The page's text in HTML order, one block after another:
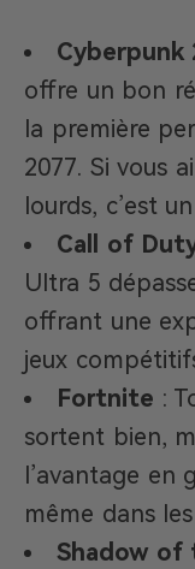
Cyberpunk
offre un bon
la première
2077. Si vous
lourds, c’est
Call of
Ultra 5
offrant une
jeux
Fortnite :
sortent bien,
l’avantage en
même dans
Shadow of